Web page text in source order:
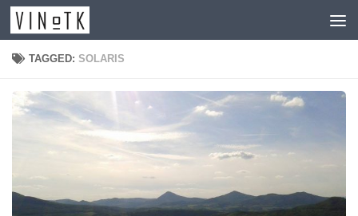
Skip to content
TAGGED:SOLARIS